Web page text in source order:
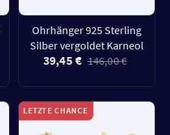
Ohrhänger 925 Sterling
Silber vergoldet Karneol
39,45 € 146,00 €
LETZTE CHANCE